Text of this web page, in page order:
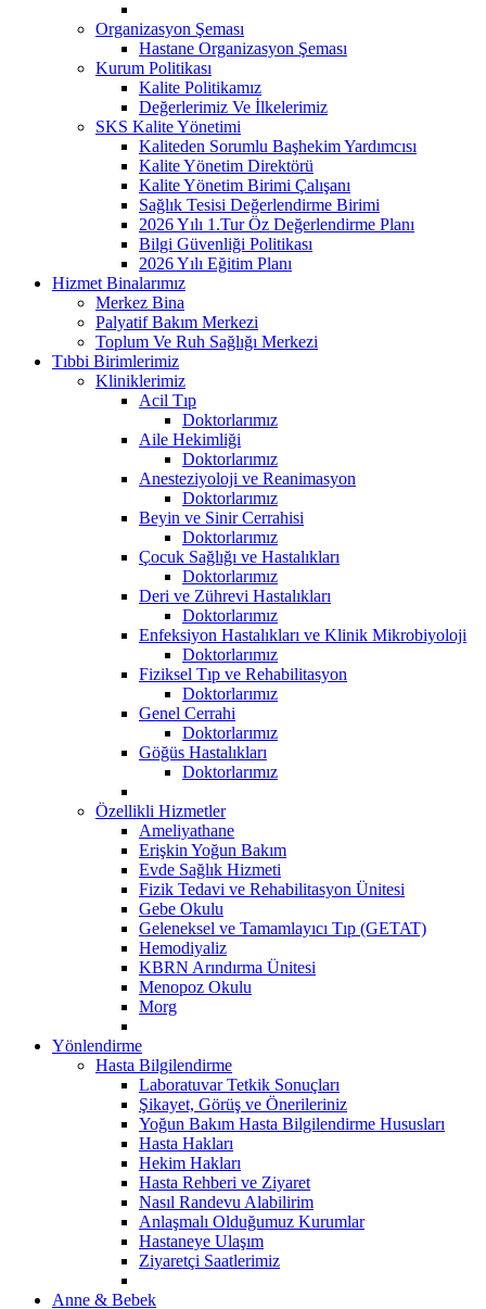
Organizasyon Şeması
Hastane Organizasyon Şeması
Kurum Politikası
Kalite Politikamız
Değerlerimiz Ve İlkelerimiz
SKS Kalite Yönetimi
Kaliteden Sorumlu Başhekim Yardımcısı
Kalite Yönetim Direktörü
Kalite Yönetim Birimi Çalışanı
Sağlık Tesisi Değerlendirme Birimi
2026 Yılı 1.Tur Öz Değerlendirme Planı
Bilgi Güvenliği Politikası
2026 Yılı Eğitim Planı
Hizmet Binalarımız
Merkez Bina
Palyatif Bakım Merkezi
Toplum Ve Ruh Sağlığı Merkezi
Tıbbi Birimlerimiz
Kliniklerimiz
Acil Tıp
Doktorlarımız
Aile Hekimliği
Doktorlarımız
Anesteziyoloji ve Reanimasyon
Doktorlarımız
Beyin ve Sinir Cerrahisi
Doktorlarımız
Çocuk Sağlığı ve Hastalıkları
Doktorlarımız
Deri ve Zührevi Hastalıkları
Doktorlarımız
Enfeksiyon Hastalıkları ve Klinik Mikrobiyoloji
Doktorlarımız
Fiziksel Tıp ve Rehabilitasyon
Doktorlarımız
Genel Cerrahi
Doktorlarımız
Göğüs Hastalıkları
Doktorlarımız
Özellikli Hizmetler
Ameliyathane
Erişkin Yoğun Bakım
Evde Sağlık Hizmeti
Fizik Tedavi ve Rehabilitasyon Ünitesi
Gebe Okulu
Geleneksel ve Tamamlayıcı Tıp (GETAT)
Hemodiyaliz
KBRN Arındırma Ünitesi
Menopoz Okulu
Morg
Yönlendirme
Hasta Bilgilendirme
Laboratuvar Tetkik Sonuçları
Şikayet, Görüş ve Önerileriniz
Yoğun Bakım Hasta Bilgilendirme Hususları
Hasta Hakları
Hekim Hakları
Hasta Rehberi ve Ziyaret
Nasıl Randevu Alabilirim
Anlaşmalı Olduğumuz Kurumlar
Hastaneye Ulaşım
Ziyaretçi Saatlerimiz
Anne & Bebek